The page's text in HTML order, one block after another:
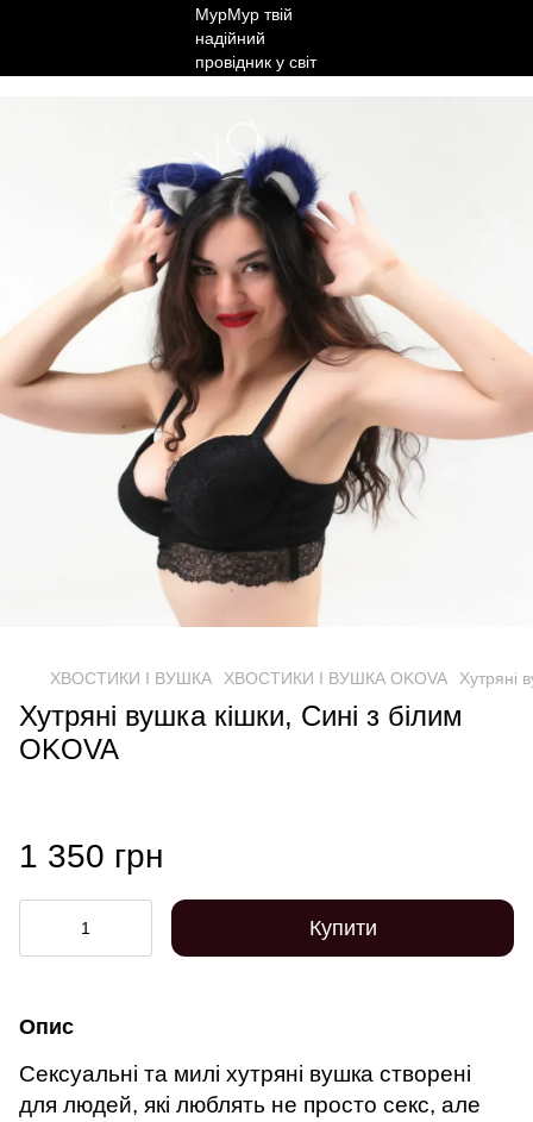
ХВОСТИКИ І ВУШКА ХВОСТИКИ І ВУШКА OKOVA Хутряні
Хутряні вушка кішки, Сині з білим
OKOVA
1 350 грн
Купити
Опис
Сексуальні та милі хутряні вушка створені
для людей, які люблять не просто секс, але